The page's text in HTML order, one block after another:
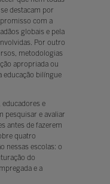
destacam por
com a
globais e pela
Por outro
metodologias
apropriada ou
educação bilíngue
educadores e
pesquisar e avaliar
antes de fazerem
quatro
nessas escolas: o
do
e a